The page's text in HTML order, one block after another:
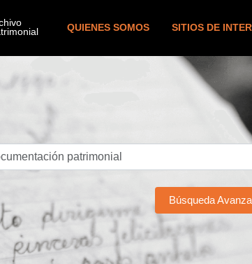
QUIENES SOMOS SITIOS DE
Búsqueda